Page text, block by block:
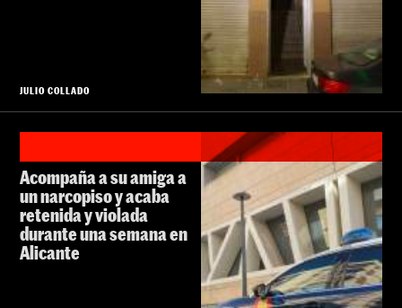
JULIO COLLADO
Acompaña a su amiga a
un narcopiso y acaba
retenida y violada
durante una semana en
Alicante